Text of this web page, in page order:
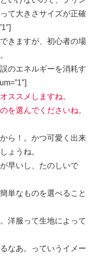
て大きさサイズが正確
きますが、初心者の場
のエネルギーを消耗す
ススメしますね。
を選んでくださいね。
ら！。かつ可愛く出来
ょうね。
早いし、たのしいで
単なものを選べること
洋服って生地によって
なあ。っていうイメー